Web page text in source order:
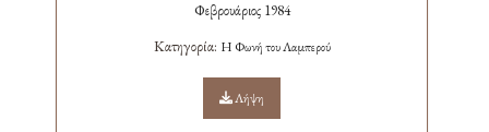
Φεβρουάριος 1984
Κατηγορία: Η Φωνή του Λαμπερού
Λήψη